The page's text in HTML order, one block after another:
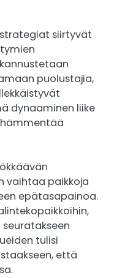
siirtyvät
puolustajia,
dynaaminen liike
hämmentää
vaihtaa paikkoja
epätasapainoa.
tulisi
että